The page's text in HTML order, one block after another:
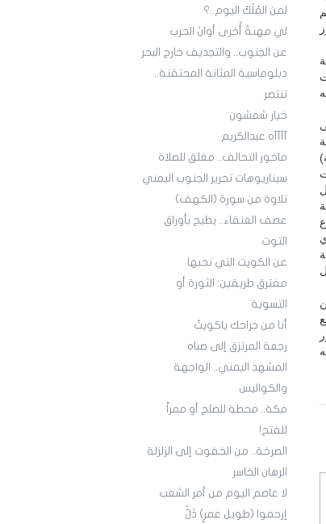
لمن المُلْكُ اليوم..؟
لي مهنةٌ أُخرى أوانَ الحرب
عن الجنوب.. والتجديف خارج البحر
دبلوماسية المثانة المحتقنة..
تنتصر
خيار شمشون
آآآآه عبدالكريم
ماخور التحالف.. مغلق للصلاة
سيناريوهات تحرير الجنوب اليمني
تلاوة من سورة (الكهف)
عصف العنقاء.. يطيح بأوراق
التوت
عن الكويت التي نحبها
مفترق طريقين: الثورة أو
التسوية
أنا من جراحك ياكويتُ
رجعة المرتزق إلى صباه
المشهد اليمني.. الواجهة
والكواليس
مكة.. محطة للصلح أو ممراً
للفتح!
الصرخة.. من الخفوت إلى الزلزلة
الرهان الخاسر
لا عاصم اليوم من أمر الشعب
إرحموا (طويل عمرٍ) ذَلّْ